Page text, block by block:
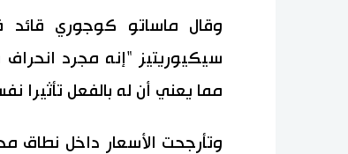
وقال ماساتو كوجوري
سيكيوريتيز "إنه مجرد انحراف
مما يعني أن له بالفعل تأثيرا
وتأرجحت الأسعار داخل نطاق